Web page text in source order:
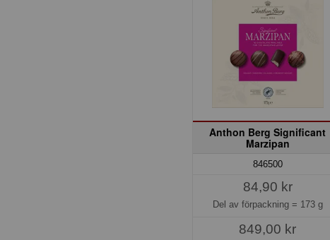
Anthon Berg Significant
Marzipan
846500
84,90 kr
Del av förpackning = 173 g
849,00 kr